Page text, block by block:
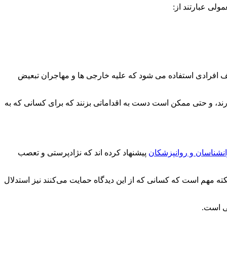
عبارتند از:
افرادی استفاده می شود که علیه خارجی ها و مهاجران تبعیض
و حتی ممکن است دست به اقداماتی بزنند که برای کسانی که به
و روانپزشکان پیشنهاد کرده اند که نژادپرستی و تعصب
مهم است که کسانی که از این دیدگاه حمایت می‌کنند نیز استدلال
است.